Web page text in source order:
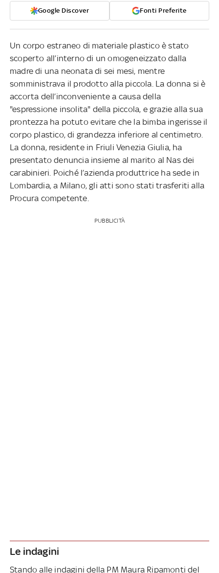
Google Discover Fonti Preferite
Un corpo estraneo di materiale plastico è stato
scoperto all’interno di un omogeneizzato dalla
madre di una neonata di sei mesi, mentre
somministrava il prodotto alla piccola. La donna si è
accorta dell’inconveniente a causa della
"espressione insolita" della piccola, e grazie alla sua
prontezza ha potuto evitare che la bimba ingerisse il
corpo plastico, di grandezza inferiore al centimetro.
La donna, residente in Friuli Venezia Giulia, ha
presentato denuncia insieme al marito al Nas dei
carabinieri. Poiché l’azienda produttrice ha sede in
Lombardia, a Milano, gli atti sono stati trasferiti alla
Procura competente.
PUBBLICITÀ
Le indagini
Stando alle indagini della PM Maura Ripamonti del